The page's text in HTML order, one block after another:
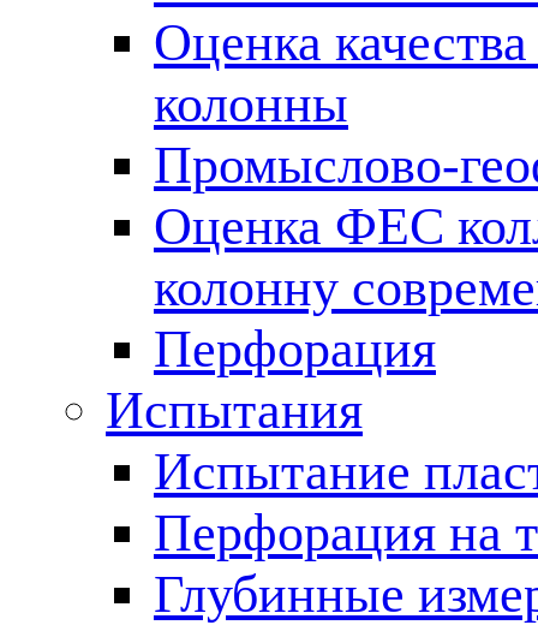
Оценка
колонны
Промыслово-
Оценка ФЕС
колонну
Перфорация
Испытания
Испытание
Перфорация на
Глубинные